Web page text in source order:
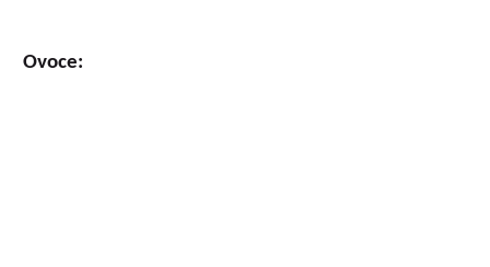
Ovoce: